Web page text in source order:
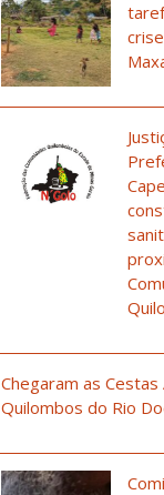
Chegaram as
Quilombos do Rio